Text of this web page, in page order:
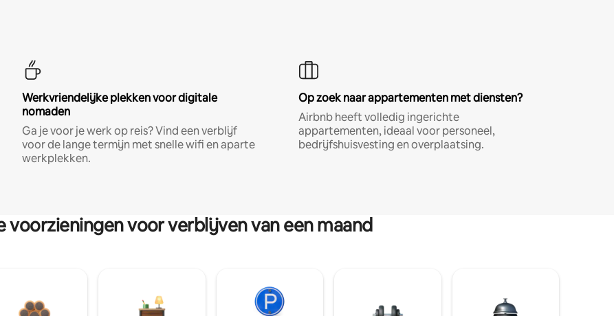
Werkvriendelijke plekken voor digitale
nomaden
Ga je voor je werk op reis? Vind een verblijf
voor de lange termijn met snelle wifi en aparte
werkplekken.
Op zoek naar appartementen met diensten?
Airbnb heeft volledig ingerichte
appartementen, ideaal voor personeel,
bedrijfshuisvesting en overplaatsing.
voorzieningen voor verblijven van een maand